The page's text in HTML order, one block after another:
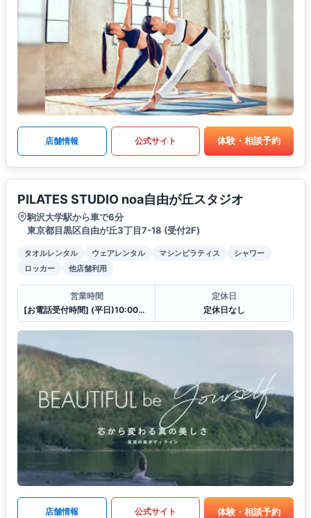
店舗情報 公式サイト 体験・相談予約
PILATES STUDIO noa自由が丘スタジオ
駒沢大学駅から車で6分
東京都目黒区自由が丘3丁目7-18 (受付2F)
タオルレンタル ウェアレンタル マシンピラティス
シャワー
ロッカー
他店舗利用
営業時間
[お電話受付時間] (平日)10:00〜23:00 (土・日)10:00〜21:00
定休日
定休日なし
店舗情報 公式サイト 体験・相談予約